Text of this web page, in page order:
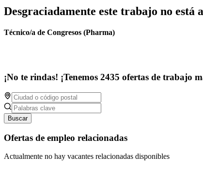
Desgraciadamente este trabajo no está
Técnico/a de Congresos (Pharma)
¡No te rindas! ¡Tenemos 2435 ofertas de trabajo
Buscar
Ofertas de empleo relacionadas
Actualmente no hay vacantes relacionadas disponibles